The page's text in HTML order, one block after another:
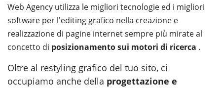
Web Agency utilizza le migliori tecnologie ed i migliori
software per l'editing grafico nella creazione e
realizzazione di pagine internet sempre più mirate al
concetto di posizionamento sui motori di ricerca .
Oltre al restyling grafico del tuo sito, ci
occupiamo anche della progettazione e